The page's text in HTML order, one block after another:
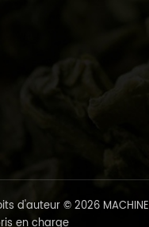
d'auteur © 2026
en charge